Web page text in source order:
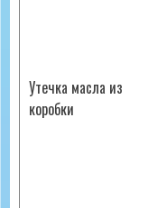
Утечка масла из
коробки